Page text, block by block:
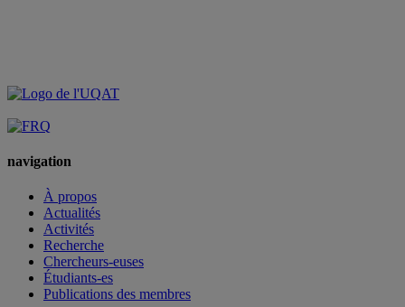
navigation
À propos
Actualités
Activités
Recherche
Chercheurs-euses
Étudiants-es
Publications des membres